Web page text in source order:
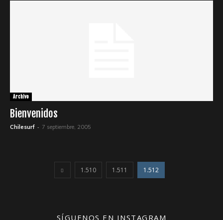
Archivo
Bienvenidos
Chilesurf - 7 septiembre, 2005
1.510 1.511 1.512
SÍGUENOS EN INSTAGRAM